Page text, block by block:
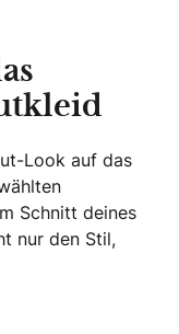
Look auf das
Schnitt deines
nur den Stil,